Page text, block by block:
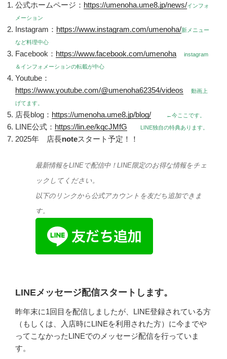
公式ホームページ： https://umenoha.ume8.jp/news/インフォ
メーション
Instagram： https://www.instagram.com/umenoha/新メニュー
など料理中心
Facebook： https://www.facebook.com/umenoha
instagram
＆インフォメーションの転載が中心
Youtube：
https://www.youtube.com/@umenoha62354/videos
動画上
げてます。
店長blog： https://umenoha.ume8.jp/blog/ ←今ここです。
LINE公式： https://lin.ee/kqcJMfG LINE独自の特典あります。
2025年 店長noteスタート予定！！
最新情報をLINEで配信中！LINE限定のお得な情報をチェ
ックしてください。
以下のリンクから公式アカウントを友だち追加できま
す。
LINEメッセージ配信スタートします。
昨年末に1回目を配信しましたが、LINE登録されている方
（もしくは、入店時にLINEを利用された方）に今までや
ってこなかったLINEでのメッセージ配信を行っていま
す。